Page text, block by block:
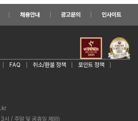
채용안내 광고문의 인사이트
FAQ 취소/환불 정책
포인트 정책
시 / 주말 및 공휴일 제외)